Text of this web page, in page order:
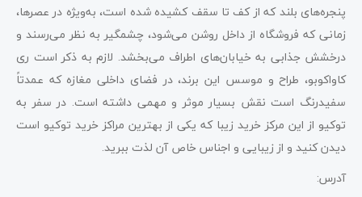
پنجره‌های بلند که از کف تا سقف کشیده شده‌ است، به‌ویژه در عصرها،
زمانی که فروشگاه از داخل روشن می‌شود، چشمگیر به نظر می‌رسند و
درخشش جذابی به خیابان‌های اطراف می‌بخشد. لازم به ذکر است ری
کاواکوبو، طراح و موسس این برند، در فضای داخلی مغازه که عمدتاً
سفیدرنگ است نقش بسیار موثر و مهمی داشته است. در سفر به
توکیو از این مرکز خرید زیبا که یکی از بهترین مراکز خرید توکیو است
دیدن کنید و از زیبایی و اجناس خاص آن لذت ببرید.
آدرس: